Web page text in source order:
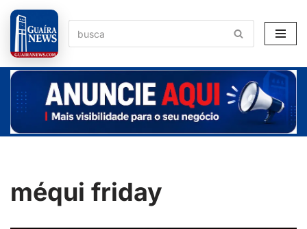
Pular
para
o
conteúdo
méqui friday